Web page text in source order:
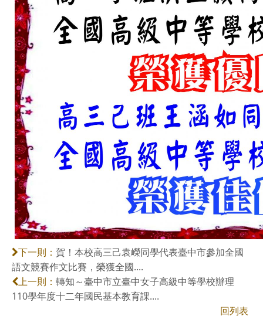
下一則： 賀！本校高三己袁嶸同學代表臺中市參加全國
語文競賽作文比賽，榮獲全國....
上一則： 轉知～臺中市立臺中女子高級中等學校辦理
110學年度十二年國民基本教育課....
回列表